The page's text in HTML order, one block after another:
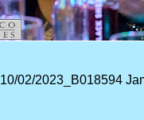
10/02/2023_B018594